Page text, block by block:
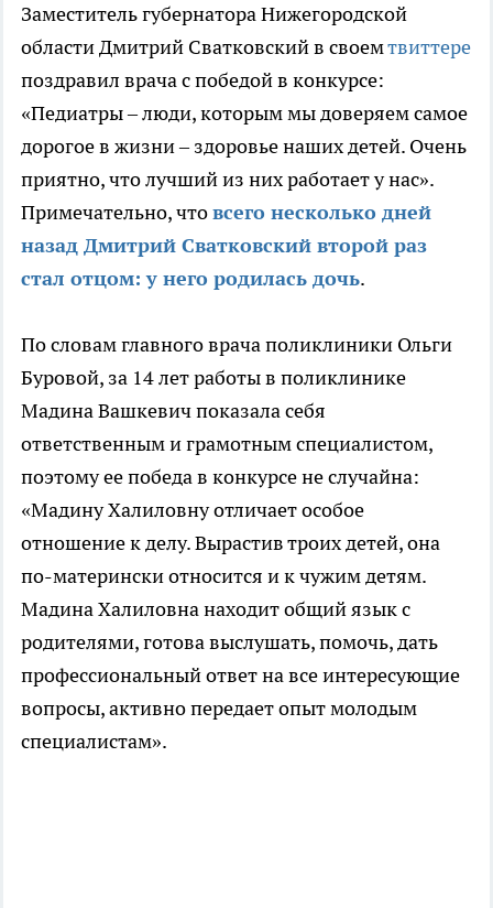
Заместитель губернатора Нижегородской
области Дмитрий Сватковский в своемтвиттере
поздравил врача с победой в конкурсе:
«Педиатры – люди, которым мы доверяем самое
дорогое в жизни – здоровье наших детей. Очень
приятно, что лучший из них работает у нас».
Примечательно, чтовсего несколько дней
назад Дмитрий Сватковский второй раз
стал отцом: у него родилась дочь.
По словам главного врача поликлиники Ольги
Буровой, за 14 лет работы в поликлинике
Мадина Вашкевич показала себя
ответственным и грамотным специалистом,
поэтому ее победа в конкурсе не случайна:
«Мадину Халиловну отличает особое
отношение к делу. Вырастив троих детей, она
по-матерински относится и к чужим детям.
Мадина Халиловна находит общий язык с
родителями, готова выслушать, помочь, дать
профессиональный ответ на все интересующие
вопросы, активно передает опыт молодым
специалистам».